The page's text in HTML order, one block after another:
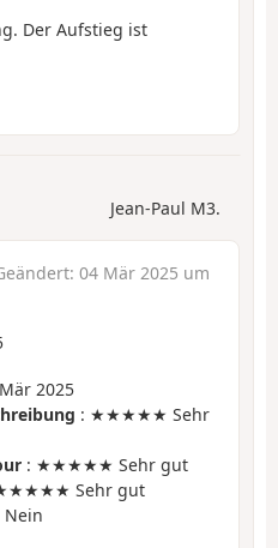
Der Aufstieg ist
Jean-Paul M3.
04 Mär 2025 um
2025
: ★★★★★ Sehr
: ★★★★★ Sehr gut
Sehr gut
Nein